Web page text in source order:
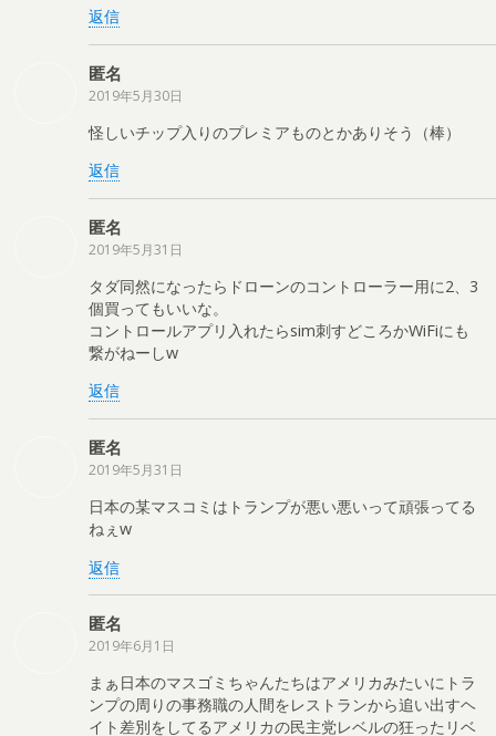
返信
匿名
2019年5月30日
怪しいチップ入りのプレミアものとかありそう（棒）
返信
匿名
2019年5月31日
タダ同然になったらドローンのコントローラー用に2、3
個買ってもいいな。
コントロールアプリ入れたらsim刺すどころかWiFiにも
繋がねーしw
返信
匿名
2019年5月31日
日本の某マスコミはトランプが悪い悪いって頑張ってる
ねぇw
返信
匿名
2019年6月1日
まぁ日本のマスゴミちゃんたちはアメリカみたいにトラ
ンプの周りの事務職の人間をレストランから追い出すヘ
イト差別をしてるアメリカの民主党レベルの狂ったリベ